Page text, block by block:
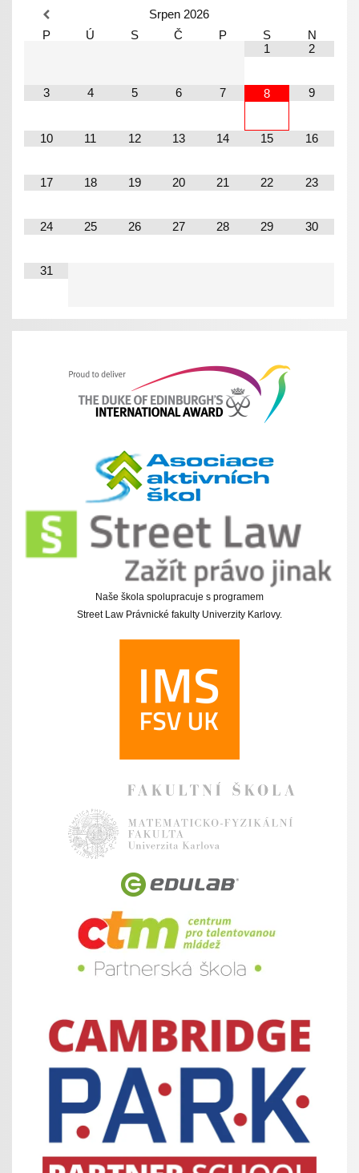
Srpen 2026
P
Ú S Č P S
N
1
2
3 4 5 6 7 8 9
10 11 12 13 14 15 16
17 18 19 20 21 22 23
24 25 26 27 28 29 30
31
Naše škola spolupracuje s programem
Street Law Právnické fakulty Univerzity Karlovy.